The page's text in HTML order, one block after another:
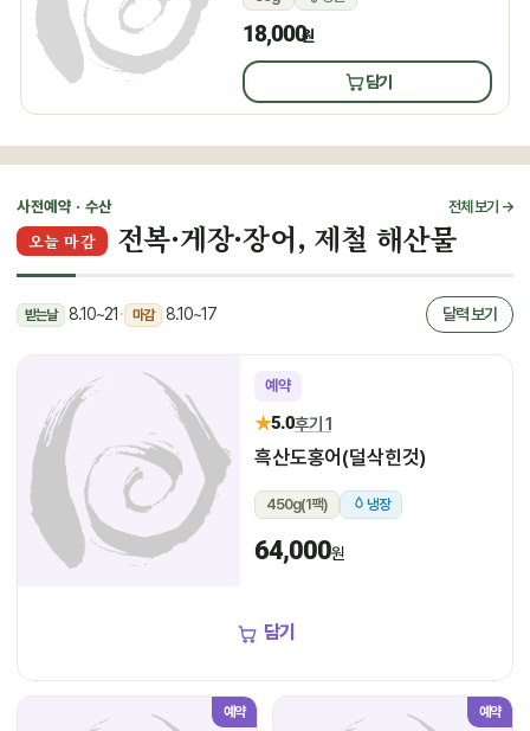
18,000원
담기
사전예약 · 수산 전체 보기 →
오늘 마감 전복·게장·장어, 제철 해산물
받는날 8.10~21 · 마감 8.10~17 달력 보기
예약
★5.0후기 1
흑산도홍어(덜삭힌것)
450g(1팩) 냉장
64,000원
담기
예약 예약